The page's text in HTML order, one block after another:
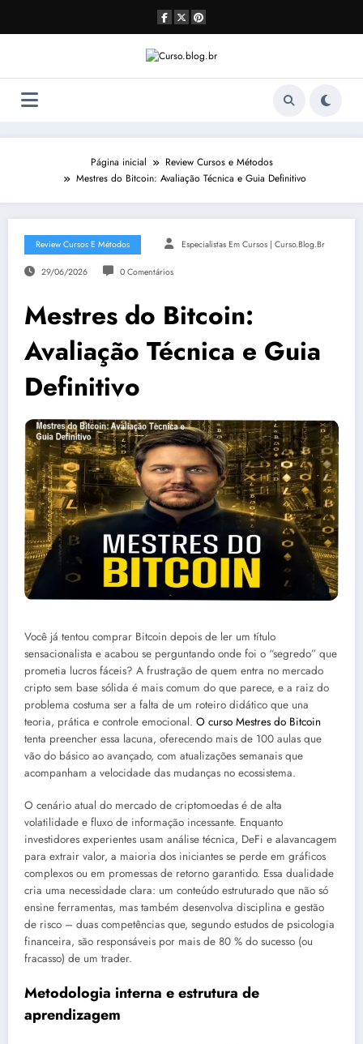
o
Página inicial
Review Cursos e Métodos
Mestres do Bitcoin: Avaliação Técnica e Guia Definitivo
Review Cursos E Métodos Especialistas Em Cursos | Curso.blog.br
29/06/2026 0 Comentários
Mestres do Bitcoin:
Avaliação Técnica e Guia
Definitivo
Você já tentou comprar Bitcoin depois de ler um título
sensacionalista e acabou se perguntando onde foi o “segredo” que
prometia lucros fáceis? A frustração de quem entra no mercado
cripto sem base sólida é mais comum do que parece, e a raiz do
problema costuma ser a falta de um roteiro didático que una
teoria, prática e controle emocional. O curso Mestres do Bitcoin
tenta preencher essa lacuna, oferecendo mais de 100 aulas que
vão do básico ao avançado, com atualizações semanais que
acompanham a velocidade das mudanças no ecossistema.
O cenário atual do mercado de criptomoedas é de alta
volatilidade e fluxo de informação incessante. Enquanto
investidores experientes usam análise técnica, DeFi e alavancagem
para extrair valor, a maioria dos iniciantes se perde em gráficos
complexos ou em promessas de retorno garantido. Essa dualidade
cria uma necessidade clara: um conteúdo estruturado que não só
ensine ferramentas, mas também desenvolva disciplina e gestão
de risco – duas competências que, segundo estudos de psicologia
financeira, são responsáveis por mais de 80 % do sucesso (ou
fracasso) de um trader.
Metodologia interna e estrutura de
aprendizagem